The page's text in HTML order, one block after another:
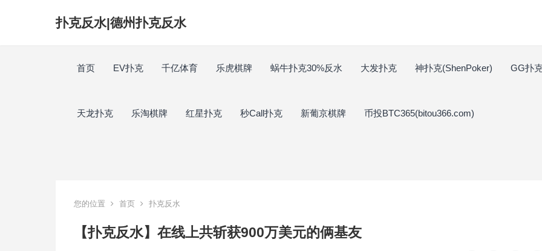
扑克反水|德州扑克反水
首页 EV扑克 千亿体育 乐虎棋牌 蜗牛扑克30%反水 大发扑克 神扑克(ShenPoker) GG扑
天龙扑克 乐淘棋牌 红星扑克 秒Call扑克 新葡京棋牌 币投BTC365(bitou366.com)
您的位置 首页 扑克反水
【扑克反水】在线上共斩获900万美元的俩基友